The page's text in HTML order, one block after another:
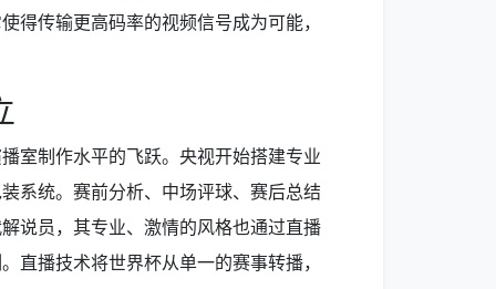
得传输更高码率的视频信号成为可能，
室制作水平的飞跃。央视开始搭建专业
系统。赛前分析、中场评球、赛后总结
说员，其专业、激情的风格也通过直播
直播技术将世界杯从单一的赛事转播，